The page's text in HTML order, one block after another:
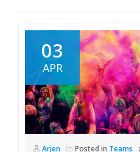
03
APR
Arjen Posted in Teams